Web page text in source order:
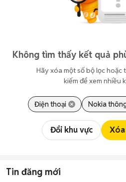
Không tìm thấy kết quả
Hãy xóa một số bộ lọc hoặc
kiếm để xem nhiều
Điện thoại Nokia
Đổi khu vực
Tin đăng mới